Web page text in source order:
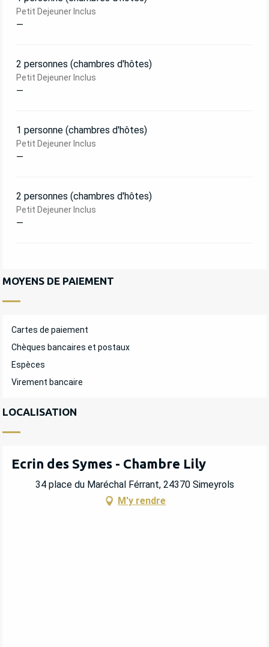
Petit Dejeuner Inclus
—
2 personnes (chambres d'hôtes)
Petit Dejeuner Inclus
—
1 personne (chambres d'hôtes)
Petit Dejeuner Inclus
—
2 personnes (chambres d'hôtes)
Petit Dejeuner Inclus
—
MOYENS DE PAIEMENT
Cartes de paiement
Chèques bancaires et postaux
Espèces
Virement bancaire
LOCALISATION
Ecrin des Symes - Chambre Lily
34 place du Maréchal Férrant, 24370 Simeyrols
M'y rendre